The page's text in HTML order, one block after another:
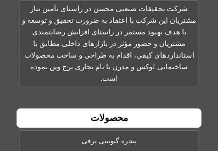
شرکت تحقیقات صنعتی محسن در راستای تأمين نياز
مشتريان اين شركت با اعتقاد به ضرورت تحقيق و توسعه و
با هدف بهبود مستمر در راستای افزايش رضايتمندی
مشتريان و حضور مؤثر در بازارهای داخلی مطابق با
استانداردهای کیفی، اقدام به طراحی و ساخت محصولات
ساختمانی لوکس و مدرن با نام تجاری برج وین نموده
است.
محصولات
پنجره گیوتینی برقی